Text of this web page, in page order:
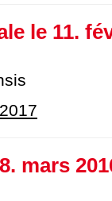
le 11.
mars